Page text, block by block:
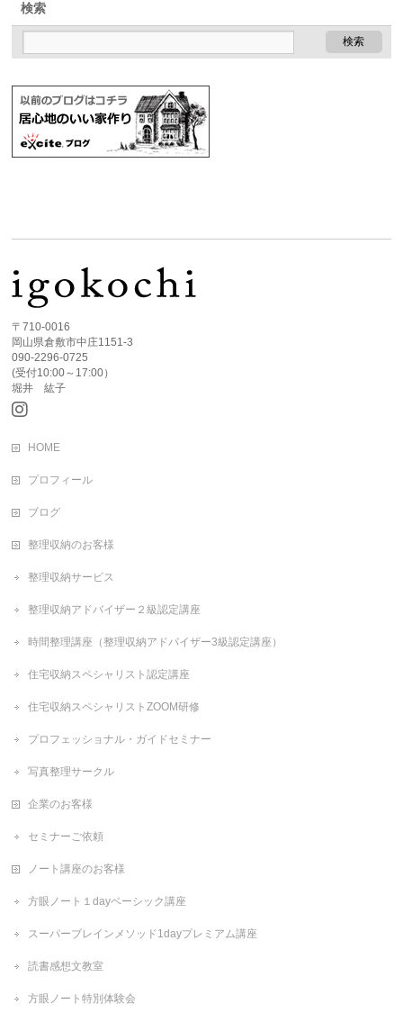
検索
〒710-0016
岡山県倉敷市中庄1151-3
090-2296-0725
(受付10:00～17:00）
堀井 紘子
HOME
プロフィール
ブログ
整理収納のお客様
整理収納サービス
整理収納アドバイザー２級認定講座
時間整理講座（整理収納アドバイザー3級認定講座）
住宅収納スペシャリスト認定講座
住宅収納スペシャリストZOOM研修
プロフェッショナル・ガイドセミナー
写真整理サークル
企業のお客様
セミナーご依頼
ノート講座のお客様
方眼ノート１dayベーシック講座
スーパーブレインメソッド1dayプレミアム講座
読書感想文教室
方眼ノート特別体験会